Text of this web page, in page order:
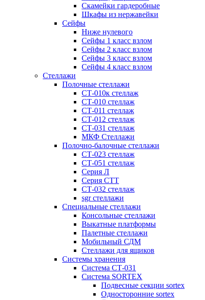
Скамейки гардеробные
Шкафы из нержавейки
Сейфы
Ниже нулевого
Сейфы 1 класс взлом
Сейфы 2 класс взлом
Сейфы 3 класс взлом
Сейфы 4 класс взлом
Стеллажи
Полочные стеллажи
СТ-010к стеллаж
СТ-010 стеллаж
СТ-011 стеллаж
СТ-012 стеллаж
СТ-031 стеллаж
МКФ Стеллажи
Полочно-балочные стеллажи
СТ-023 стеллаж
СТ-051 стеллаж
Серия Л
Серия СТТ
СТ-032 стеллаж
sgr стеллажи
Специальные стеллажи
Консольные стеллажи
Выкатные платформы
Палетные стеллажи
Мобильный СДМ
Стеллажи для ящиков
Системы хранения
Система СТ-031
Система SORTEX
Подвесные секции sortex
Односторонние sortex